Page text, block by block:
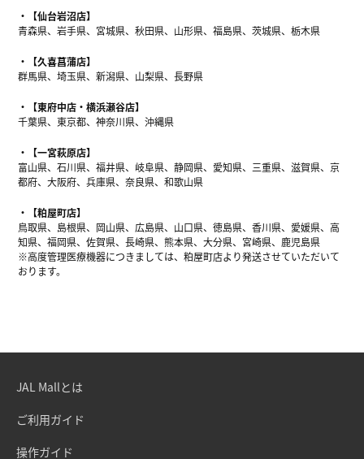
【仙台岩沼店】
青森県、岩手県、宮城県、秋田県、山形県、福島県、茨城県、栃木県
【久喜菖蒲店】
群馬県、埼玉県、新潟県、山梨県、長野県
【東府中店・横浜瀬谷店】
千葉県、東京都、神奈川県、沖縄県
【一宮萩原店】
富山県、石川県、福井県、岐阜県、静岡県、愛知県、三重県、滋賀県、京
都府、大阪府、兵庫県、奈良県、和歌山県
【粕屋町店】
鳥取県、島根県、岡山県、広島県、山口県、徳島県、香川県、愛媛県、高
知県、福岡県、佐賀県、長崎県、熊本県、大分県、宮崎県、鹿児島県
※高度管理医療機器につきましては、粕屋町店より発送させていただいて
おります。
JAL Mallとは
ご利用ガイド
操作ガイド